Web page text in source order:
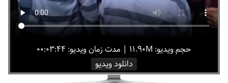
حجم ویدیو: ۱۱.۹۰M | مدت زمان ویدیو: ۰۰:۰۳:۴۴
دانلود ویدیو